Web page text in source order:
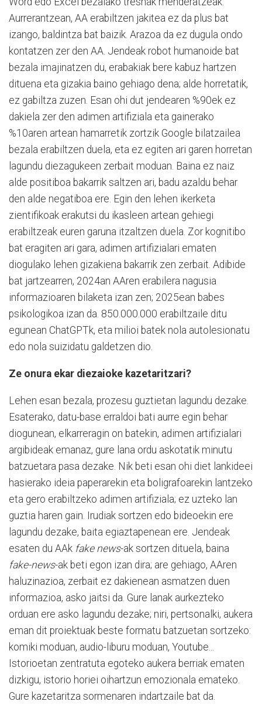
Aurrerantzean, AA erabiltzen jakitea ez da plus bat
izango, baldintza bat baizik. Arazoa da ez dugula ondo
kontatzen zer den AA. Jendeak robot humanoide bat
bezala imajinatzen du, erabakiak bere kabuz hartzen
dituena eta gizakia baino gehiago dena; alde horretatik,
ez gabiltza zuzen. Esan ohi dut jendearen %90ek ez
dakiela zer den adimen artifiziala eta gainerako
%10aren artean hamarretik zortzik Google bilatzailea
bezala erabiltzen duela, eta ez egiten ari garen horretan
lagundu diezagukeen zerbait moduan. Baina ez naiz
alde positiboa bakarrik saltzen ari, badu azaldu behar
den alde negatiboa ere. Egin den lehen ikerketa
zientifikoak erakutsi du ikasleen artean gehiegi
erabiltzeak euren garuna itzaltzen duela. Zor kognitibo
bat eragiten ari gara, adimen artifizialari ematen
diogulako lehen gizakiena bakarrik zen zerbait. Adibide
bat jartzearren, 2024an AAren erabilera nagusia
informazioaren bilaketa izan zen; 2025ean babes
psikologikoa izan da. 850.000.000 erabiltzaile ditu
egunean ChatGPTk, eta milioi batek nola autolesionatu
edo nola suizidatu galdetzen dio.
Ze onura ekar diezaioke kazetaritzari?
Lehen esan bezala, prozesu guztietan lagundu dezake.
Esaterako, datu-base erraldoi bati aurre egin behar
diogunean, elkarreragin on batekin, adimen artifizialari
argibideak emanaz, gure lana ordu askotatik minutu
batzuetara pasa dezake. Nik beti esan ohi diet lankideei
hasierako ideia paperarekin eta boligrafoarekin lantzeko
eta gero erabiltzeko adimen artifiziala; ez uzteko lan
guztia haren gain. Irudiak sortzen edo bideoekin ere
lagundu dezake, baita egiaztapenean ere. Jendeak
esaten du AAk fake news-ak sortzen dituela, baina
fake-news-ak beti egon izan dira; are gehiago, AAren
haluzinazioa, zerbait ez dakienean asmatzen duen
informazioa, asko jaitsi da. Gure lanak aurkezteko
orduan ere asko lagundu dezake; niri, pertsonalki, aukera
eman dit proiektuak beste formatu batzuetan sortzeko:
komiki moduan, audio-liburu moduan, Youtube...
Istorioetan zentratuta egoteko aukera berriak ematen
dizkigu, istorio horiei oihartzun emozionala emateko.
Gure kazetaritza sormenaren indartzaile bat da.